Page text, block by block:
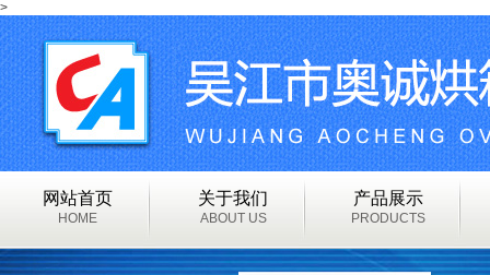
>
网站首页
HOME
关于我们
ABOUT US
产品展示
PRODUCTS